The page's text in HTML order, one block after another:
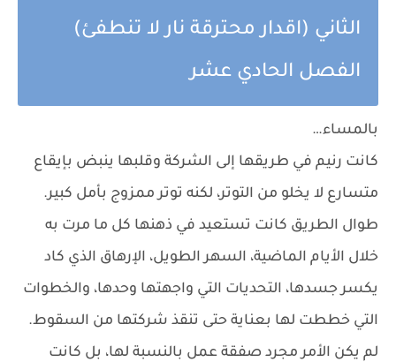
الثاني (اقدار محترقة نار لا تنطفئ)
الفصل الحادي عشر
بالمساء…
كانت رنيم في طريقها إلى الشركة وقلبها ينبض بإيقاع
متسارع لا يخلو من التوتر، لكنه توتر ممزوج بأمل كبير.
طوال الطريق كانت تستعيد في ذهنها كل ما مرت به
خلال الأيام الماضية، السهر الطويل، الإرهاق الذي كاد
يكسر جسدها، التحديات التي واجهتها وحدها، والخطوات
التي خططت لها بعناية حتى تنقذ شركتها من السقوط.
لم يكن الأمر مجرد صفقة عمل بالنسبة لها، بل كانت